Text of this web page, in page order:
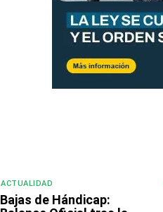
ACTUALIDAD
Bajas de Hándicap: